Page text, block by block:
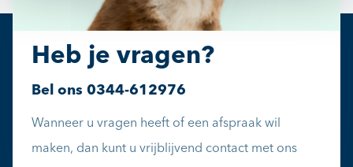
Heb je vragen?
Bel ons 0344-612976
Wanneer u vragen heeft of een afspraak wil
maken, dan kunt u vrijblijvend contact met ons